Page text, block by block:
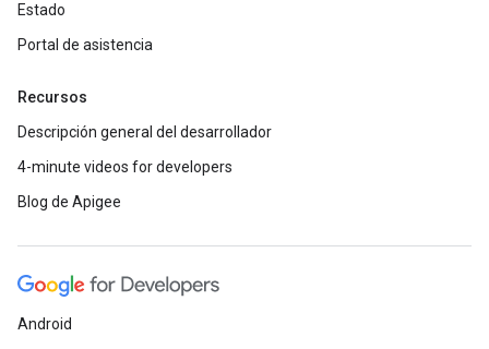
Estado
Portal de asistencia
Recursos
Descripción general del desarrollador
4-minute videos for developers
Blog de Apigee
Android